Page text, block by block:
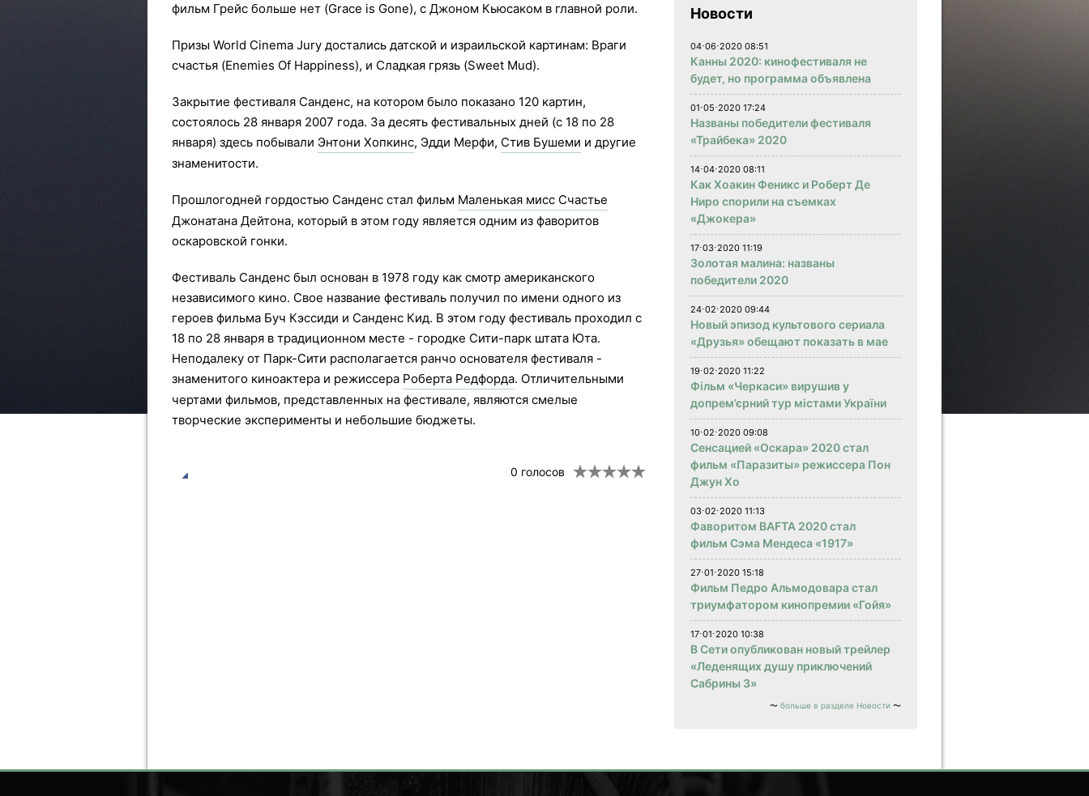
фильм Грейс больше нет (Grace is Gone), с Джоном Кьюсаком в главной роли.
Призы World Cinema Jury достались датской и израильской картинам: Враги
счастья (Enemies Of Happiness), и Сладкая грязь (Sweet Mud).
Закрытие фестиваля Санденс, на котором было показано 120 картин,
состоялось 28 января 2007 года. За десять фестивальных дней (с 18 по 28
января) здесь побывали Энтони Хопкинс, Эдди Мерфи, Стив Бушеми и другие
знаменитости.
Прошлогодней гордостью Санденс стал фильм Маленькая мисс Счастье
Джонатана Дейтона, который в этом году является одним из фаворитов
оскаровской гонки.
Фестиваль Санденс был основан в 1978 году как смотр американского
независимого кино. Свое название фестиваль получил по имени одного из
героев фильма Буч Кэссиди и Санденс Кид. В этом году фестиваль проходил с
18 по 28 января в традиционном месте - городке Сити-парк штата Юта.
Неподалеку от Парк-Сити располагается ранчо основателя фестиваля -
знаменитого киноактера и режиссера Роберта Редфорда. Отличительными
чертами фильмов, представленных на фестивале, являются смелые
творческие эксперименты и небольшие бюджеты.
0 голосов
Новости
04⋅06⋅2020 08:51
Канны 2020: кинофестиваля не
будет, но программа объявлена
01⋅05⋅2020 17:24
Названы победители фестиваля
«Трайбека» 2020
14⋅04⋅2020 08:11
Как Хоакин Феникс и Роберт Де
Ниро спорили на съемках
«Джокера»
17⋅03⋅2020 11:19
Золотая малина: названы
победители 2020
24⋅02⋅2020 09:44
Новый эпизод культового сериала
«Друзья» обещают показать в мае
19⋅02⋅2020 11:22
Фільм «Черкаси» вирушив у
допрем’єрний тур містами України
10⋅02⋅2020 09:08
Сенсацией «Оскара» 2020 стал
фильм «Паразиты» режиссера Пон
Джун Хо
03⋅02⋅2020 11:13
Фаворитом BAFTA 2020 стал
фильм Сэма Мендеса «1917»
27⋅01⋅2020 15:18
Фильм Педро Альмодовара стал
триумфатором кинопремии «Гойя»
17⋅01⋅2020 10:38
В Сети опубликован новый трейлер
«Леденящих душу приключений
Сабрины 3»
больше в разделе Новости